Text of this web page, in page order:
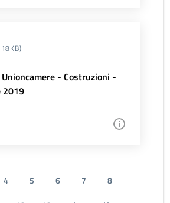
- Costruzioni -
2019
4 5 6 7
8